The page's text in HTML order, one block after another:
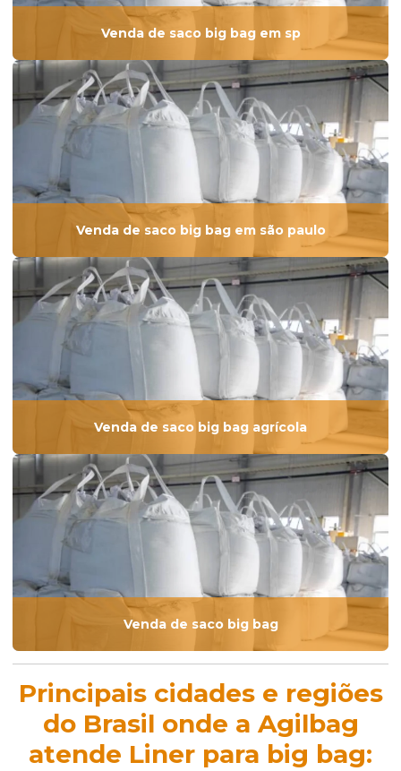
Venda de saco big bag em sp
Venda de saco big bag em são paulo
Venda de saco big bag agrícola
Venda de saco big bag
Principais cidades e regiões
do Brasil onde a Agilbag
atende Liner para big bag: